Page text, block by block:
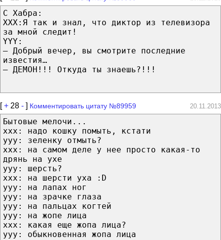
С Хабра:
XXX:Я так и знал, что диктор из телевизора
за мной следит!
YYY:
— Добрый вечер, вы смотрите последние
известия…
— ДЕМОН!!! Откуда ты знаешь?!!!
[+ 28 - ] Комментировать цитату №89959 20.11.2013
Бытовые мелочи...
ххх: надо кошку помыть, кстати
ууу: зеленку отмыть?
ххх: на самом деле у нее просто какая-то
дрянь на ухе
ууу: шерсть?
ххх: на шерсти уха :D
ууу: на лапах ног
ууу: на зрачке глаза
ууу: на пальцах когтей
ууу: на жопе лица
ххх: какая еще жопа лица?
ууу: обыкновенная жопа лица